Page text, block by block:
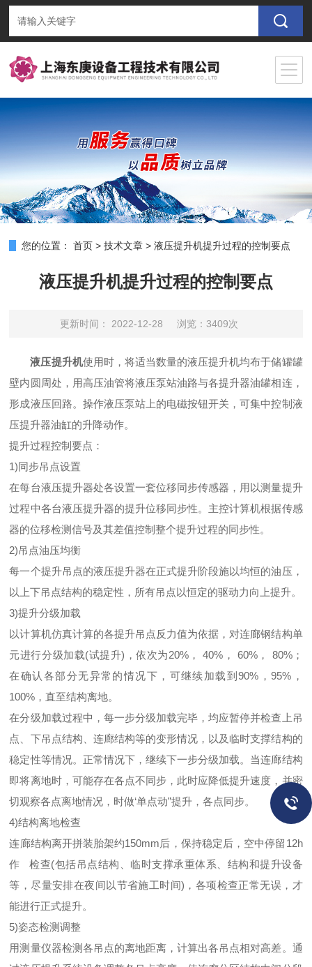
您的位置： 首页 >技术文章 >液压提升机提升过程的控制要点
液压提升机提升过程的控制要点
更新时间： 2022-12-28 浏览：3409次
液压提升机使用时，将适当数量的液压提升机均布于储罐罐
壁内圆周处，用高压油管将液压泵站油路与各提升器油罐相连，
形成液压回路。操作液压泵站上的电磁按钮开关，可集中控制液
压提升器油缸的升降动作。
提升过程控制要点：
1)同步吊点设置
在每台液压提升器处各设置一套位移同步传感器，用以测量提升
过程中各台液压提升器的提升位移同步性。主控计算机根据传感
器的位移检测信号及其差值控制整个提升过程的同步性。
2)吊点油压均衡
每一个提升吊点的液压提升器在正式提升阶段施以均恒的油压，
以上下吊点结构的稳定性，所有吊点以恒定的驱动力向上提升。
3)提升分级加载
以计算机仿真计算的各提升吊点反力值为依据，对连廊钢结构单
元进行分级加载(试提升)，依次为20%， 40%， 60%， 80%；
在确认各部分无异常的情况下，可继续加载到90%，95%，
100%，直至结构离地。
在分级加载过程中，每一步分级加载完毕，均应暂停并检查上吊
点、下吊点结构、连廊结构等的变形情况，以及临时支撑结构的
稳定性等情况。正常情况下，继续下一步分级加载。当连廊结构
即将离地时，可能存在各点不同步，此时应降低提升速度，并密
切观察各点离地情况，时做‘单点动”提升，各点同步。
4)结构离地检查
连廊结构离开拼装胎架约150mm后，保持稳定后，空中停留12h
作 检查(包括吊点结构、临时支撑承重体系、结构和提升设备
等，尽量安排在夜间以节省施工时间)，各项检查正常无误，才
能进行正式提升。
5)姿态检测调整
用测量仪器检测各吊点的离地距离，计算出各吊点相对高差。通